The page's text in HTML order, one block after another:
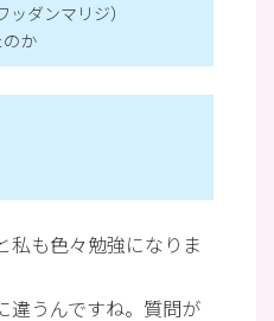
ッダンマリジ）
か
私も色々勉強になりま
違うんですね。質問が